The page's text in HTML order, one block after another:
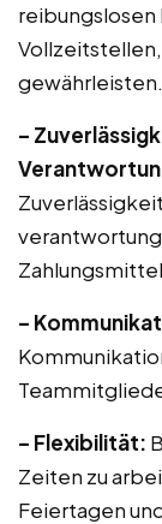
gewährleisten.
–
–
– Flexibilität:
Zeiten zu
Feiertagen